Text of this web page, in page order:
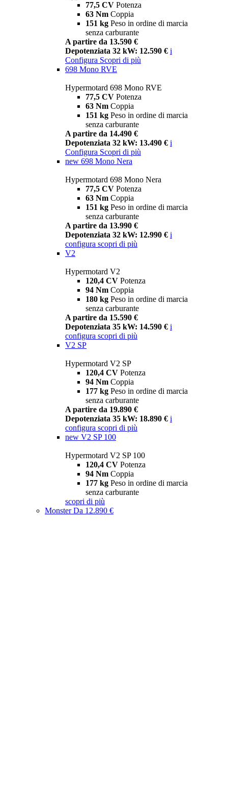
77,5 CV Potenza
63 Nm Coppia
151 kg Peso in ordine di marcia
senza carburante
A partire da 13.590 €
Depotenziata 32 kW: 12.590 € i
Configura Scopri di più
698 Mono RVE
Hypermotard 698 Mono RVE
77,5 CV Potenza
63 Nm Coppia
151 kg Peso in ordine di marcia
senza carburante
A partire da 14.490 €
Depotenziata 32 kW: 13.490 € i
Configura Scopri di più
new 698 Mono Nera
Hypermotard 698 Mono Nera
77,5 CV Potenza
63 Nm Coppia
151 kg Peso in ordine di marcia
senza carburante
A partire da 13.990 €
Depotenziata 32 kW: 12.990 € i
configura scopri di più
V2
Hypermotard V2
120,4 CV Potenza
94 Nm Coppia
180 kg Peso in ordine di marcia
senza carburante
A partire da 15.590 €
Depotenziata 35 kW: 14.590 € i
configura scopri di più
V2 SP
Hypermotard V2 SP
120,4 CV Potenza
94 Nm Coppia
177 kg Peso in ordine di marcia
senza carburante
A partire da 19.890 €
Depotenziata 35 kW: 18.890 € i
configura scopri di più
new V2 SP 100
Hypermotard V2 SP 100
120,4 CV Potenza
94 Nm Coppia
177 kg Peso in ordine di marcia
senza carburante
scopri di più
MonsterDa 12.890 €